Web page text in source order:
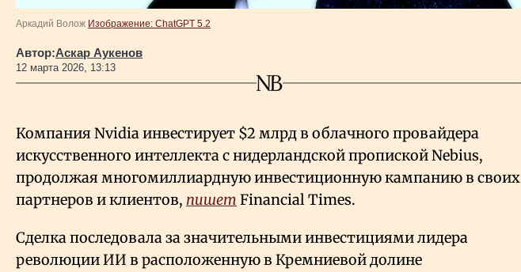
Life & Arts
О нас
Все новости
Аркадий Волож Изображение: ChatGPT 5.2
Автор:Аскар Аукенов
12 марта 2026, 13:13
Компания Nvidia инвестирует $2 млрд в облачного провайдера
искусственного интеллекта с нидерландской пропиской Nebius,
продолжая многомиллиардную инвестиционную кампанию в своих
партнеров и клиентов, пишет Financial Times.
Сделка последовала за значительными инвестициями лидера
революции ИИ в расположенную в Кремниевой долине